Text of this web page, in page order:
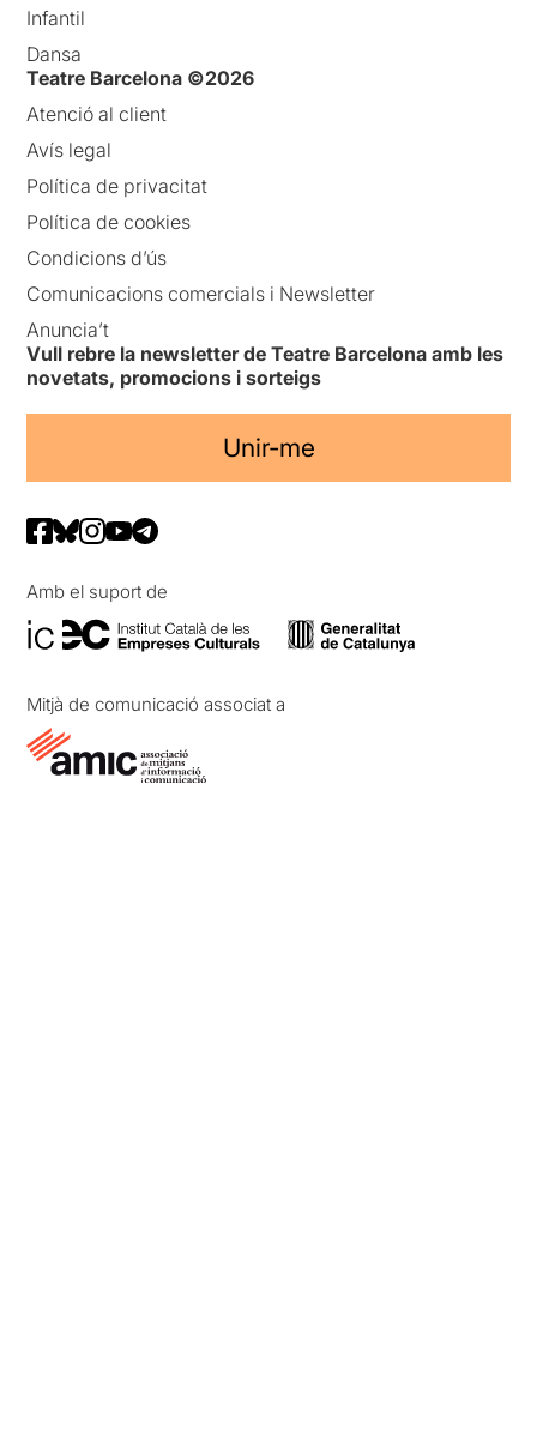
Infantil
Dansa
Teatre Barcelona ©2026
Atenció al client
Avís legal
Política de privacitat
Política de cookies
Condicions d’ús
Comunicacions comercials i Newsletter
Anuncia’t
Vull rebre la newsletter de Teatre Barcelona amb les
novetats, promocions i sorteigs
Unir-me
Amb el suport de
Mitjà de comunicació associat a